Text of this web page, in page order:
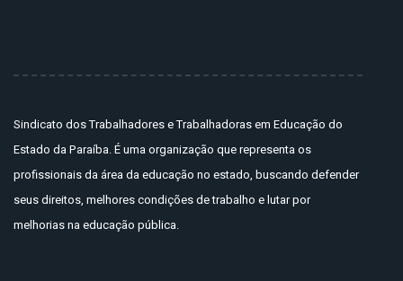
Sindicato dos Trabalhadores e Trabalhadoras em Educação do
Estado da Paraíba. É uma organização que representa os
profissionais da área da educação no estado, buscando defender
seus direitos, melhores condições de trabalho e lutar por
melhorias na educação pública.